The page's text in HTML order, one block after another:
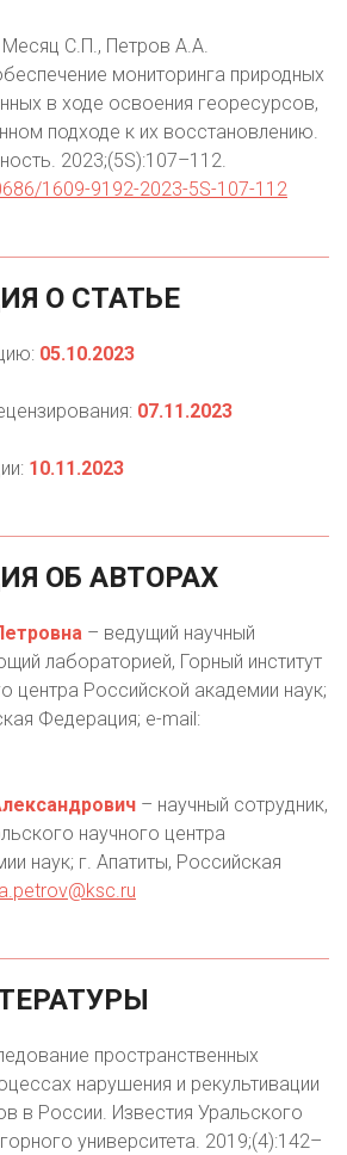
Месяц С.П., Петров А.А.
мониторинга природных
в ходе освоения георесурсов,
подходе к их восстановлению.
2023;(5S):107–112.
1609-9192-2023-5S-107-112
О СТАТЬЕ
05.10.2023
07.11.2023
10.11.2023
ОБ АВТОРАХ
– ведущий научный
лабораторией, Горный институт
центра Российской академии наук;
Федерация; e-mail:
– научный сотрудник,
научного центра
наук; г. Апатиты, Российская
a.petrov@ksc.ru
пространственных
нарушения и рекультивации
в России. Известия Уральского
университета. 2019;(4):142–